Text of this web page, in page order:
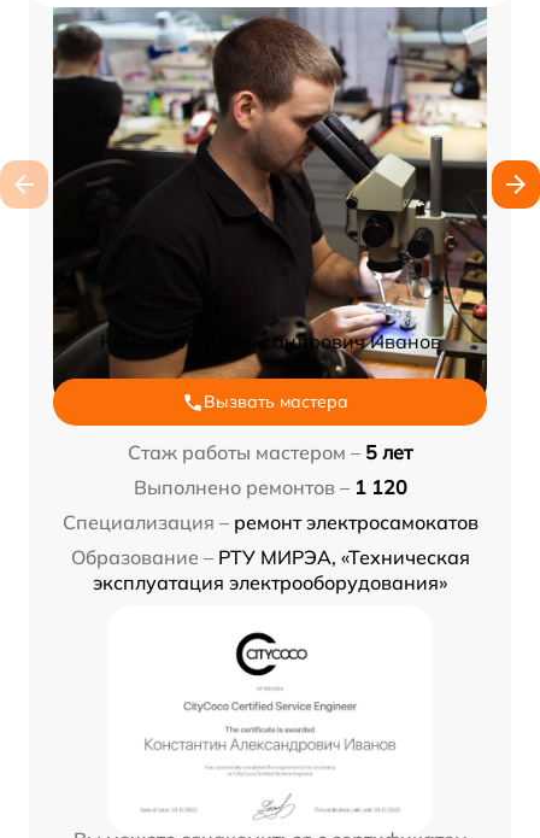
Константин Александрович Иванов
Вызвать мастера
Стаж работы мастером – 5 лет
Выполнено ремонтов – 1 120
Специализация – ремонт электросамокатов
Образование – РТУ МИРЭА, «Техническая
эксплуатация электрооборудования»